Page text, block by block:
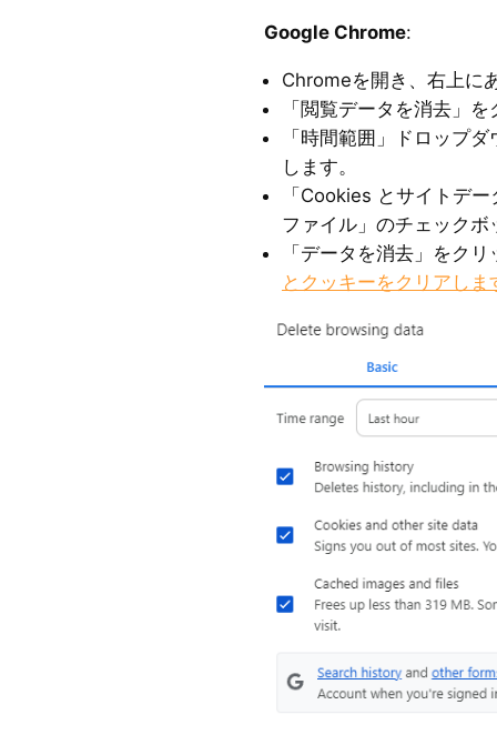
Google Chrome:
Chromeを開き、右上に
「閲覧データを消去」
「時間範囲」ドロップ
します。
「Cookies とサイトデ
ファイル」のチェック
「データを消去」をク
とクッキーをクリアしま